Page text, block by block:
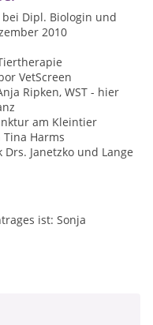
Dipl. Biologin und
2010
VetScreen
Ripken, WST - hier
am Kleintier
Harms
Janetzko und Lange
ist: Sonja